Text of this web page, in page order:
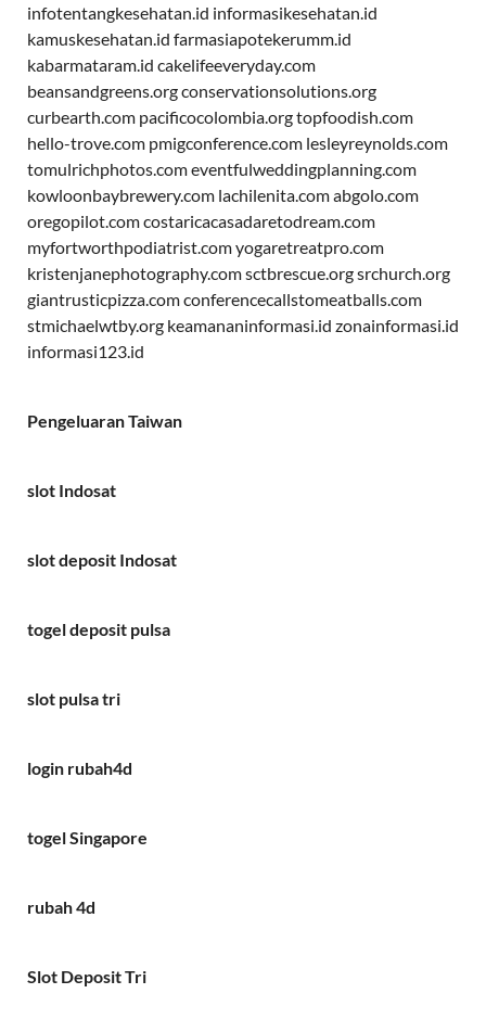
infotentangkesehatan.id informasikesehatan.id
kamuskesehatan.id farmasiapotekerumm.id
kabarmataram.id cakelifeeveryday.com
beansandgreens.orgconservationsolutions.org
curbearth.com pacificocolombia.orgtopfoodish.com
hello-trove.com pmigconference.com lesleyreynolds.com
tomulrichphotos.comeventfulweddingplanning.com
kowloonbaybrewery.com lachilenita.comabgolo.com
oregopilot.comcostaricacasadaretodream.com
myfortworthpodiatrist.comyogaretreatpro.com
kristenjanephotography.comsctbrescue.orgsrchurch.org
giantrusticpizza.comconferencecallstomeatballs.com
stmichaelwtby.org keamananinformasi.id zonainformasi.id
informasi123.id
Pengeluaran Taiwan
slot Indosat
slot deposit Indosat
togel deposit pulsa
slot pulsa tri
login rubah4d
togel Singapore
rubah 4d
Slot Deposit Tri